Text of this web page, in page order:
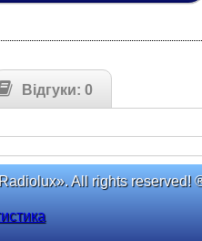
Відгуки: 0
All rights reserved!